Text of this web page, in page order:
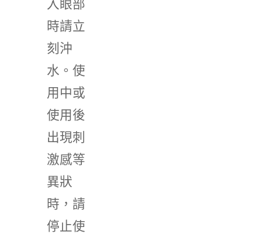
入眼部
時請立
刻沖
水。使
用中或
使用後
出現刺
激感等
異狀
時，請
停止使